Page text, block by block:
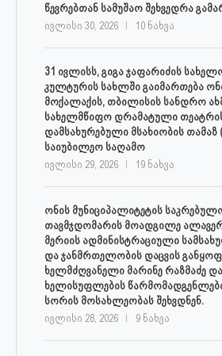
წევრებთან სამუშაო შეხვედრა
ივლისი 30, 2026 10 ნახვა
31 ივლისს, გიგა ჯაფარიძის
კულტურის სახლში გაიმართება
მოქალაქის, თბილისის სანდრო
სახელმწიფო დრამატული
დამსახურებული მსახიობის თამაზ
საიუბილეო საღამო
ივლისი 29, 2026 19 ნახვა
ონის მუნიციპალიტეტის
თავმჯდომარის მოადგილე
მერიის ადმინისტრაციული
და ჯანმრთელობის დაცვის
ხელმძღვანელი მარინე რაზმაძე
ხელისუფლების
სორის მოსახლეობას შეხვდნენ.
ივლისი 28, 2026 9 ნახვა